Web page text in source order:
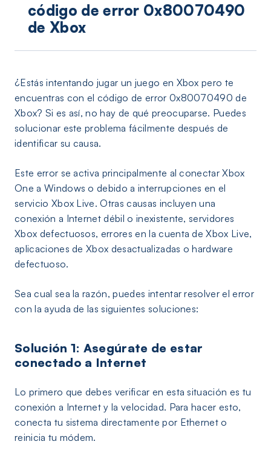
código de error 0x80070490
de Xbox
¿Estás intentando jugar un juego en Xbox pero te
encuentras con el código de error 0x80070490 de
Xbox? Si es así, no hay de qué preocuparse. Puedes
solucionar este problema fácilmente después de
identificar su causa.
Este error se activa principalmente al conectar Xbox
One a Windows o debido a interrupciones en el
servicio Xbox Live. Otras causas incluyen una
conexión a Internet débil o inexistente, servidores
Xbox defectuosos, errores en la cuenta de Xbox Live,
aplicaciones de Xbox desactualizadas o hardware
defectuoso.
Sea cual sea la razón, puedes intentar resolver el error
con la ayuda de las siguientes soluciones:
Solución 1: Asegúrate de estar
conectado a Internet
Lo primero que debes verificar en esta situación es tu
conexión a Internet y la velocidad. Para hacer esto,
conecta tu sistema directamente por Ethernet o
reinicia tu módem.